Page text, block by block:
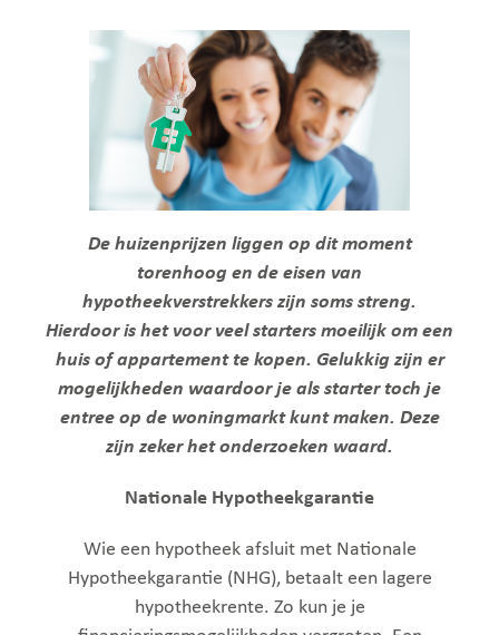
De huizenprijzen liggen op dit moment
torenhoog en de eisen van
hypotheekverstrekkers zijn soms streng.
Hierdoor is het voor veel starters moeilijk om een
huis of appartement te kopen. Gelukkig zijn er
mogelijkheden waardoor je als starter toch je
entree op de woningmarkt kunt maken. Deze
zijn zeker het onderzoeken waard.
Nationale Hypotheekgarantie
Wie een hypotheek afsluit met Nationale
Hypotheekgarantie (NHG), betaalt een lagere
hypotheekrente. Zo kun je je